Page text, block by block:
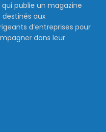
publie un magazine
aux
d’entreprises pour
dans leur